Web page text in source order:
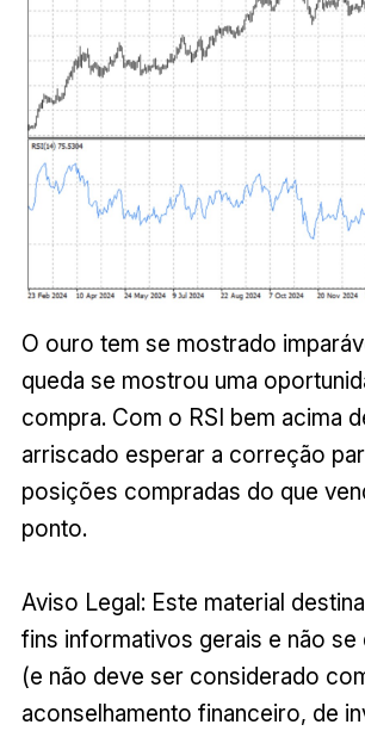
O ouro tem se mostrado
queda se mostrou uma
compra. Com o RSI bem acima
arriscado esperar a correção
posições compradas do que
ponto.
Aviso Legal: Este material
fins informativos gerais e não se
(e não deve ser considerado
aconselhamento financeiro, de